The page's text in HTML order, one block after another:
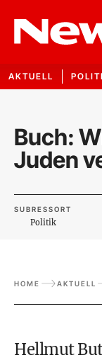
AKTUELL
Buch:
Juden
SUBRESSORT
Politik
HOME AKTUELL
Hellmut